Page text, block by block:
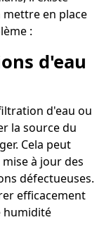
en place
:
d'eau
d'eau ou
la source du
Cela peut
à jour des
défectueuses.
efficacement
humidité